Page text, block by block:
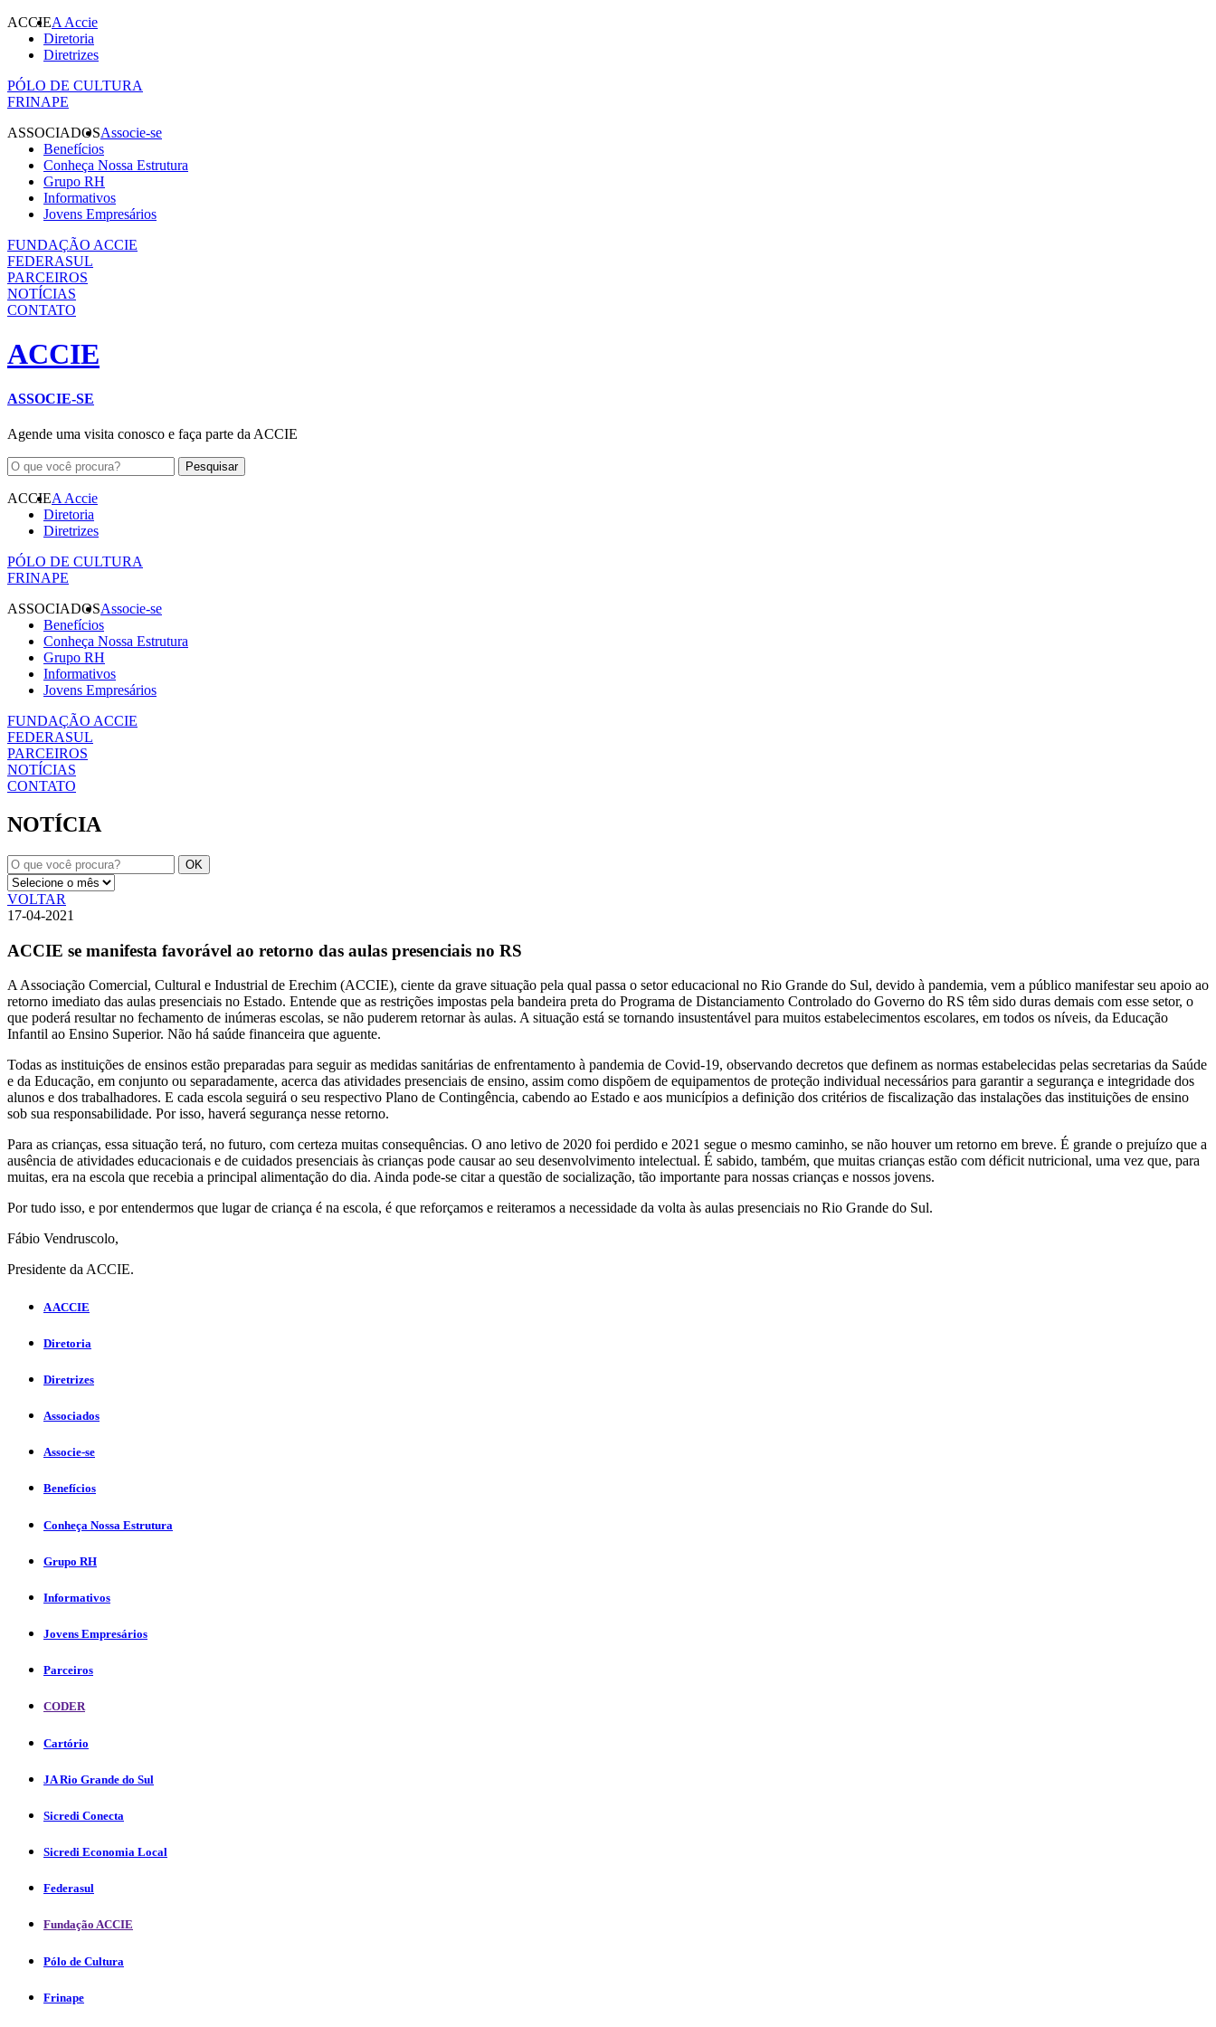
ACCIEA Accie
Diretoria
Diretrizes
PÓLO DE CULTURA
FRINAPE
ASSOCIADOSAssocie-se
Benefícios
Conheça Nossa Estrutura
Grupo RH
Informativos
Jovens Empresários
FUNDAÇÃO ACCIE
FEDERASUL
PARCEIROS
NOTÍCIAS
CONTATO
ACCIE
ASSOCIE-SE
Agende uma visita conosco e faça parte da ACCIE
ACCIEA Accie
Diretoria
Diretrizes
PÓLO DE CULTURA
FRINAPE
ASSOCIADOSAssocie-se
Benefícios
Conheça Nossa Estrutura
Grupo RH
Informativos
Jovens Empresários
FUNDAÇÃO ACCIE
FEDERASUL
PARCEIROS
NOTÍCIAS
CONTATO
NOTÍCIA
VOLTAR
17-04-2021
ACCIE se manifesta favorável ao retorno das aulas presenciais no RS
A Associação Comercial, Cultural e Industrial de Erechim (ACCIE), ciente da grave situação pela qual passa o setor educacional no Rio Grande do Sul, devido à pandemia, vem a público manifestar seu apoio ao
retorno imediato das aulas presenciais no Estado. Entende que as restrições impostas pela bandeira preta do Programa de Distanciamento Controlado do Governo do RS têm sido duras demais com esse setor, o
que poderá resultar no fechamento de inúmeras escolas, se não puderem retornar às aulas. A situação está se tornando insustentável para muitos estabelecimentos escolares, em todos os níveis, da Educação
Infantil ao Ensino Superior. Não há saúde financeira que aguente.
Todas as instituições de ensinos estão preparadas para seguir as medidas sanitárias de enfrentamento à pandemia de Covid-19, observando decretos que definem as normas estabelecidas pelas secretarias da Saúde
e da Educação, em conjunto ou separadamente, acerca das atividades presenciais de ensino, assim como dispõem de equipamentos de proteção individual necessários para garantir a segurança e integridade dos
alunos e dos trabalhadores. E cada escola seguirá o seu respectivo Plano de Contingência, cabendo ao Estado e aos municípios a definição dos critérios de fiscalização das instalações das instituições de ensino
sob sua responsabilidade. Por isso, haverá segurança nesse retorno.
Para as crianças, essa situação terá, no futuro, com certeza muitas consequências. O ano letivo de 2020 foi perdido e 2021 segue o mesmo caminho, se não houver um retorno em breve. É grande o prejuízo que a
ausência de atividades educacionais e de cuidados presenciais às crianças pode causar ao seu desenvolvimento intelectual. É sabido, também, que muitas crianças estão com déficit nutricional, uma vez que, para
muitas, era na escola que recebia a principal alimentação do dia. Ainda pode-se citar a questão de socialização, tão importante para nossas crianças e nossos jovens.
Por tudo isso, e por entendermos que lugar de criança é na escola, é que reforçamos e reiteramos a necessidade da volta às aulas presenciais no Rio Grande do Sul.
Fábio Vendruscolo,
Presidente da ACCIE.
A ACCIE
Diretoria
Diretrizes
Associados
Associe-se
Benefícios
Conheça Nossa Estrutura
Grupo RH
Informativos
Jovens Empresários
Parceiros
CODER
Cartório
JA Rio Grande do Sul
Sicredi Conecta
Sicredi Economia Local
Federasul
Fundação ACCIE
Pólo de Cultura
Frinape